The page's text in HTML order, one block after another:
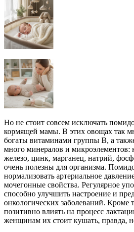
Но не стоит совсем исключать
кормящей мамы. В этих овощах так
богаты витаминами группы В, а
много минералов и микроэлементов:
железо, цинк, марганец, натрий,
очень полезны для организма.
нормализовать артериальное
мочегонные свойства. Регулярное
способно улучшить настроение и
онкологических заболеваний. Кроме
позитивно влиять на процесс
женщинам их стоит кушать, правда,